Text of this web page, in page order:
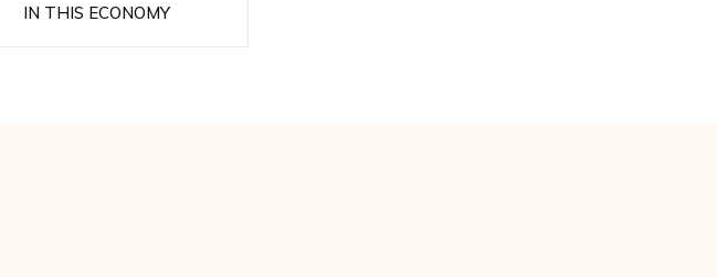
IN THIS ECONOMY